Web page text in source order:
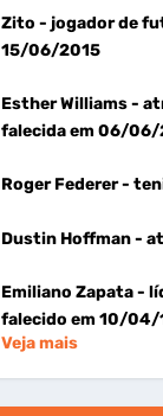
Zito - jogador de
15/06/2015
Esther Williams-
falecida em 06/06/
Roger Federer-
Dustin Hoffman-
Emiliano Zapata-
falecido em 10/04/
Veja mais